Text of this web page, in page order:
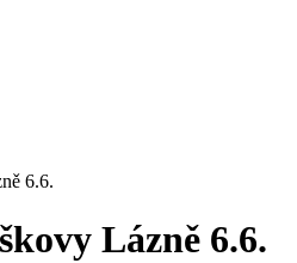
6.6.
Lázně 6.6.